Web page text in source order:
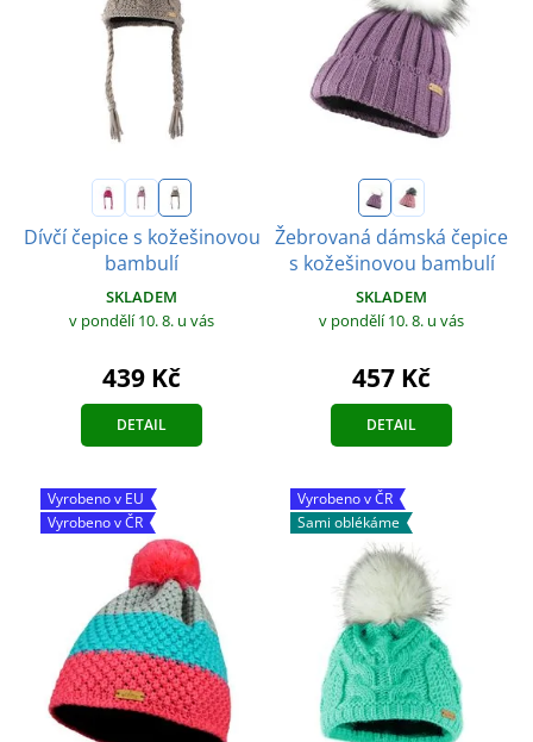
Dívčí čepice s kožešinovou
bambulí
SKLADEM
v pondělí 10. 8. u vás
439 Kč
DETAIL
Žebrovaná dámská čepice
s kožešinovou bambulí
SKLADEM
v pondělí 10. 8. u vás
457 Kč
DETAIL
Vyrobeno v EU
Vyrobeno v ČR
Vyrobeno v ČR
Sami oblékáme